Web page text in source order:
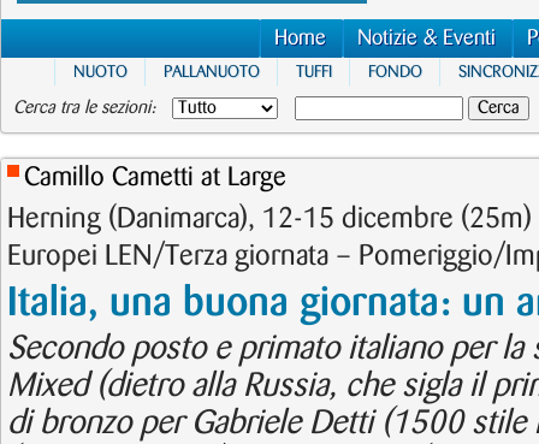
Home Notizie & Eventi
NUOTO PALLANUOTO TUFFI FONDO
Cerca tra le sezioni:
Camillo Cametti at Large
Herning (Danimarca), 12-15 dicembre
Europei LEN/Terza giornata – Pomeriggio/
Italia, una buona giornata: un
Secondo posto e primato italiano per
Mixed (dietro alla Russia, che sigla il
di bronzo per Gabriele Detti (1500 stile